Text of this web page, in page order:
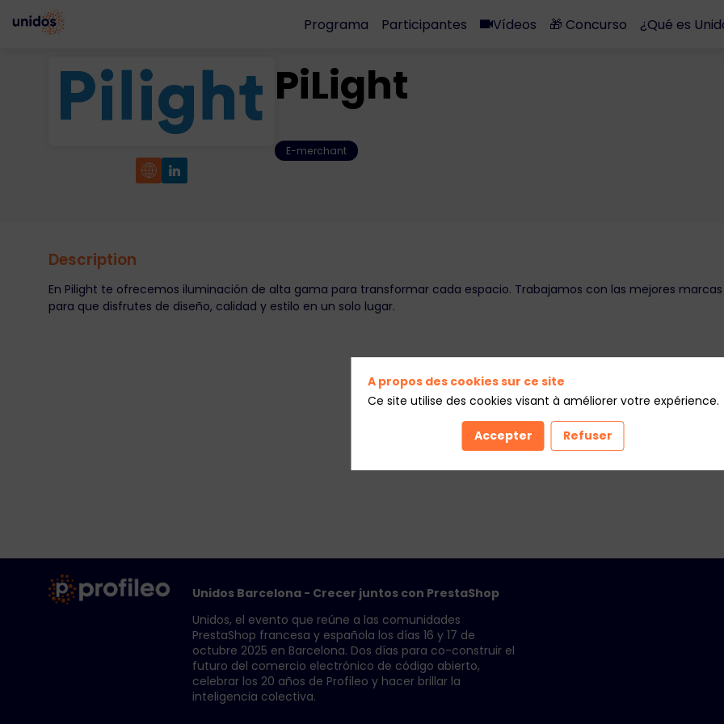
Programa Participantes Vídeos 🎁 Concurso ¿Qué es
PiLight
E-merchant
Description
En Pilight te ofrecemos iluminación de alta gama para transformar cada espacio. Trabajamos con las mejores marcas
para que disfrutes de diseño, calidad y estilo en un solo lugar.
Unidos Barcelona - Crecer juntos con PrestaShop
Unidos, el evento que reúne a las comunidades
PrestaShop francesa y española los días 16 y 17 de
octubre 2025 en Barcelona. Dos días para co-construir el
futuro del comercio electrónico de código abierto,
celebrar los 20 años de Profileo y hacer brillar la
inteligencia colectiva.
A propos des cookies sur ce site
Ce site utilise des cookies visant à améliorer votre expérience.
Accepter Refuser